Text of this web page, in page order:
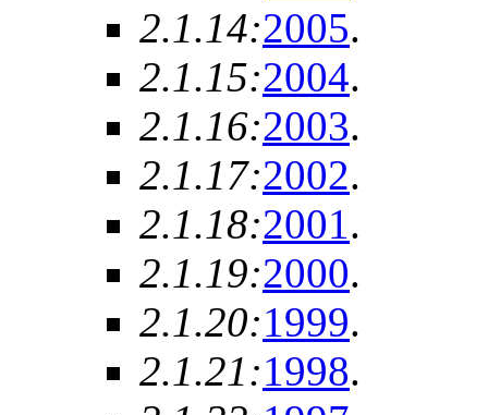
2.1.14:2005.
2.1.15:2004.
2.1.16:2003.
2.1.17:2002.
2.1.18:2001.
2.1.19:2000.
2.1.20:1999.
2.1.21:1998.